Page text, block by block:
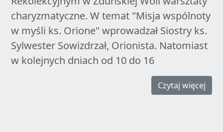
charyzmatyczne. W temat "Misja wspólnoty
w myśli ks. Orione" wprowadzał Siostry ks.
Sylwester Sowizdrzał, Orionista. Natomiast
w kolejnych dniach od 10 do 16
Czytaj więcej